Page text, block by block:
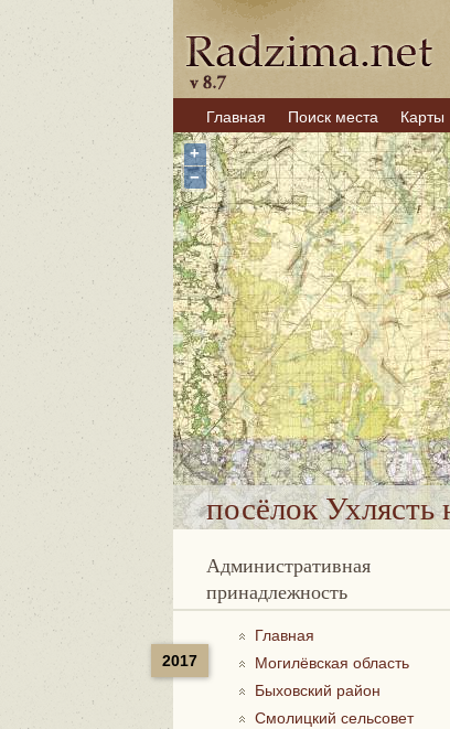
Главная Поиск места Карты
+
−
посёлок Ухлясть
Административная
принадлежность
2017
Главная
Могилёвская область
Быховский район
Смолицкий сельсовет